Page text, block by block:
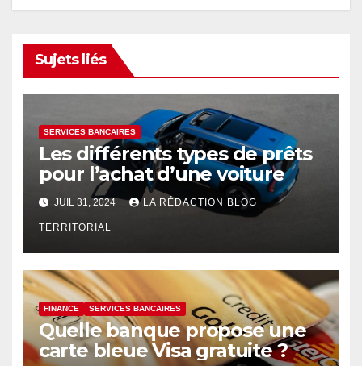
Sujets liés
SERVICES BANCAIRES
Les différents types de prêts
pour l’achat d’une voiture
JUIL 31, 2024 LA RÉDACTION BLOG
TERRITORIAL
FINANCE SERVICES BANCAIRES
Quelle banque propose une
carte bleue Visa gratuite ?